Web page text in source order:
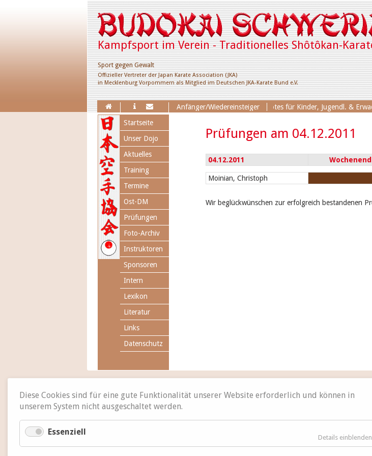
Kampfsport im Verein - Traditionelles Shôtôkan-
Sport gegen Gewalt
Offizieller Vertreter der Japan Karate Association (JKA)
in Mecklenburg Vorpommern als Mitglied im Deutschen JKA-Karate Bund e.V.
Anfänger/Wiedereinsteiger
Erweiterung des Trainingsangebotes für Kinder, Jugendl. &
Prüfungen am 04.12.2011
04.12.2011
Moinian, Christoph
Wir beglückwünschen zur erfolgreich bestandenen
Navigation
überspringen
Startseite
Unser Dojo
Aktuelles
Training
Termine
Ost-DM
Prüfungen
Foto-Archiv
Instruktoren
Sponsoren
Intern
Lexikon
Literatur
Links
Datenschutz
Diese Cookies sind für eine gute Funktionalität unserer Website erforderlich und können in
unserem System nicht ausgeschaltet werden.
Essenziell
Details einblenden